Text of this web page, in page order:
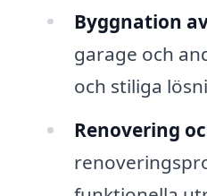
Byggnation
garage och
och stiliga
Renovering